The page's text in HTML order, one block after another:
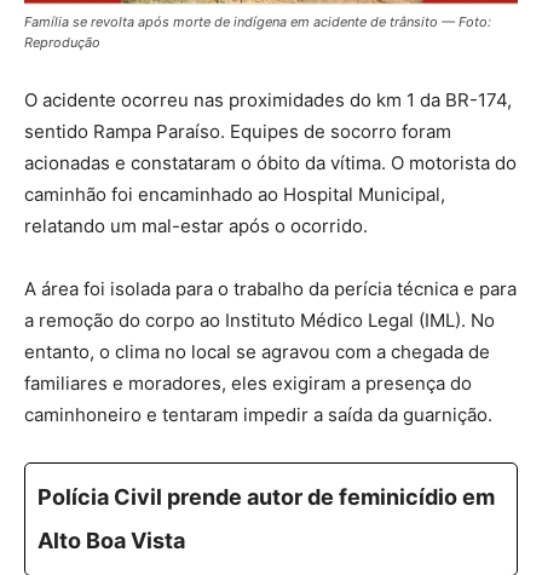
Família se revolta após morte de indígena em acidente de trânsito — Foto:
Reprodução
O acidente ocorreu nas proximidades do km 1 da BR-174,
sentido Rampa Paraíso. Equipes de socorro foram
acionadas e constataram o óbito da vítima. O motorista do
caminhão foi encaminhado ao Hospital Municipal,
relatando um mal-estar após o ocorrido.
A área foi isolada para o trabalho da perícia técnica e para
a remoção do corpo ao Instituto Médico Legal (IML). No
entanto, o clima no local se agravou com a chegada de
familiares e moradores, eles exigiram a presença do
caminhoneiro e tentaram impedir a saída da guarnição.
Polícia Civil prende autor de feminicídio em
Alto Boa Vista